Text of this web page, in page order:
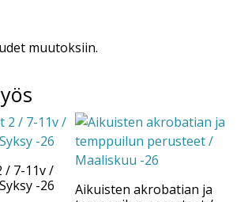
muutoksiin.
/ 7-11v /
-26
Aikuisten akrobatian ja